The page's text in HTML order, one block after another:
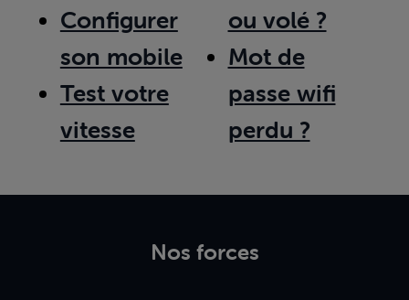
Configurer
son mobile
Test votre
vitesse
ou volé ?
Mot de
passe wifi
perdu ?
Nos forces